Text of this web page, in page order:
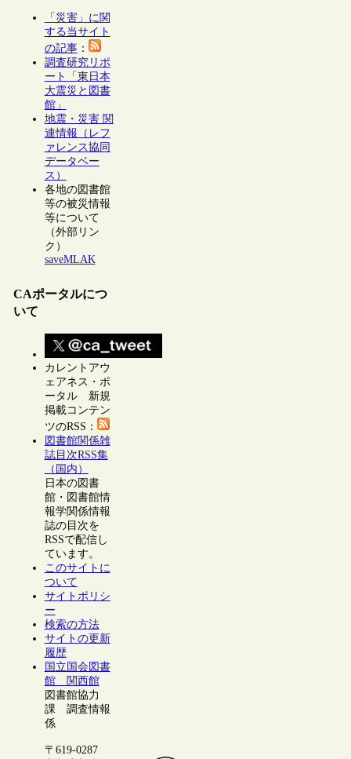
「災害」に関
する当サイト
の記事：
調査研究リポ
ート「東日本
大震災と図書
館」
地震・災害 関
連情報（レフ
ァレンス協同
データベー
ス）
各地の図書館
等の被災情報
等について
（外部リン
ク）
saveMLAK
CAポータルにつ
いて
カレントアウ
ェアネス・ポ
ータル 新規
掲載コンテン
ツのRSS：
図書館関係雑
誌目次RSS集
（国内）
日本の図書
館・図書館情
報学関係情報
誌の目次を
RSSで配信し
ています。
このサイトに
ついて
サイトポリシ
ー
検索の方法
サイトの更新
履歴
国立国会図書
館 関西館
図書館協力
課 調査情報
係
〒619-0287